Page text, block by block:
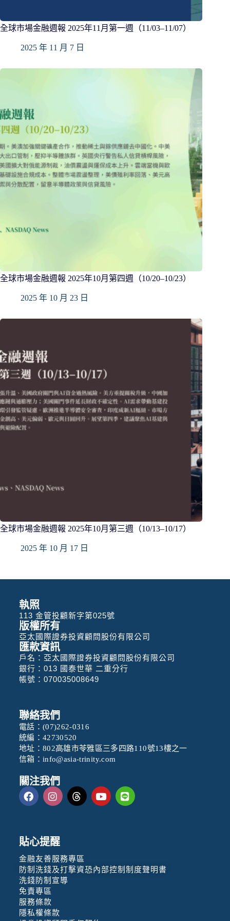
全球市場金融週報 2025年11月第一週（11/03–11/07）
2025 年 11 月 7 日
全球市場金融週報 2025年10月第四週（10/20–10/23）
2025 年 10 月 23 日
全球市場金融週報 2025年10月第三週（10/13–10/17）
2025 年 10 月 17 日
執照
113 金管投顧新字第025號
版權所有
亞太國際證券投資顧問股份有限公司
匯款資訊
戶名：亞太國際證券投資顧問股份有限公司
銀行：013 國泰世華 二重分行
帳號：070035008649
聯絡我們
電話： (07)262-0316
統編：42730520
地址：802高雄市苓雅區三多四路110號13樓之一
信箱： info@asia-trinity.com
關注我們
貼心提醒
金融友善服務專區
防制洗錢及打擊資恐內部控制制度聲明書
洗錢防制宣導
免責專區
服務條款
隱私權條款